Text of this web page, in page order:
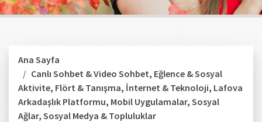
Ana Sayfa
Canlı Sohbet & Video Sohbet, Eğlence & Sosyal
Aktivite, Flört & Tanışma, İnternet & Teknoloji, Lafova
Arkadaşlık Platformu, Mobil Uygulamalar, Sosyal
Ağlar, Sosyal Medya & Topluluklar